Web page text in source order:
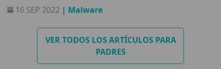
16 SEP 2022 | Malware
VER TODOS LOS ARTÍCULOS PARA
PADRES